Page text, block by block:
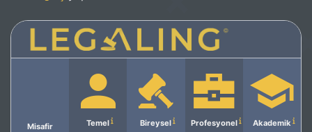
Misafir Temel Bireysel Profesyonel Akademik